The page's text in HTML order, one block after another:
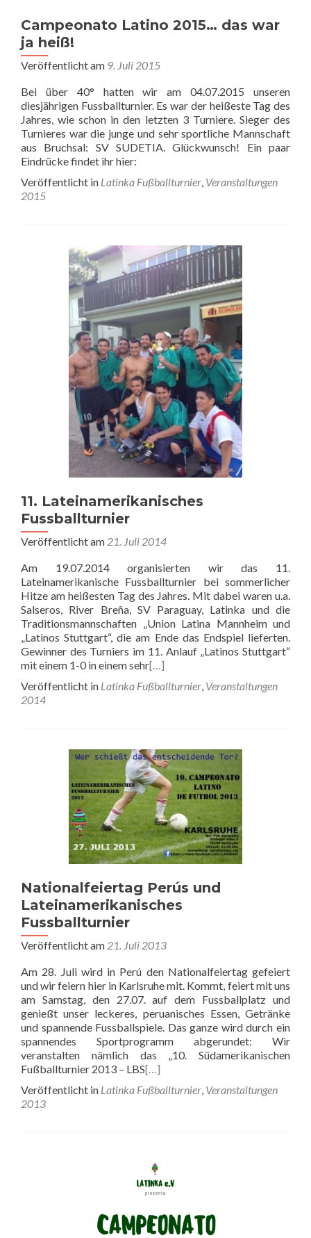
Campeonato Latino 2015… das war
ja heiß!
Veröffentlicht am 9. Juli 2015
Bei über 40° hatten wir am 04.07.2015 unseren
diesjährigen Fussballturnier. Es war der heißeste Tag des
Jahres, wie schon in den letzten 3 Turniere. Sieger des
Turnieres war die junge und sehr sportliche Mannschaft
aus Bruchsal: SV SUDETIA. Glückwunsch! Ein paar
Eindrücke findet ihr hier:
Veröffentlicht in Latinka Fußballturnier, Veranstaltungen
2015
11. Lateinamerikanisches
Fussballturnier
Veröffentlicht am 21. Juli 2014
Am 19.07.2014 organisierten wir das 11.
Lateinamerikanische Fussballturnier bei sommerlicher
Hitze am heißesten Tag des Jahres. Mit dabei waren u.a.
Salseros, River Breña, SV Paraguay, Latinka und die
Traditionsmannschaften „Union Latina Mannheim und
„Latinos Stuttgart“, die am Ende das Endspiel lieferten.
Gewinner des Turniers im 11. Anlauf „Latinos Stuttgart“
mit einem 1-0 in einem sehr[…]
Veröffentlicht in Latinka Fußballturnier Veranstaltungen
2014
Nationalfeiertag Perús und
Lateinamerikanisches
Fussballturnier
Veröffentlicht am 21. Juli 2013
Am 28. Juli wird in Perú den Nationalfeiertag gefeiert
und wir feiern hier in Karlsruhe mit. Kommt, feiert mit uns
am Samstag, den 27.07. auf dem Fussballplatz und
genießt unser leckeres, peruanisches Essen, Getränke
und spannende Fussballspiele. Das ganze wird durch ein
spannendes Sportprogramm abgerundet: Wir
veranstalten nämlich das „10. Südamerikanischen
Fußballturnier 2013 – LBS[…]
Veröffentlicht in Latinka Fußballturnier, Veranstaltungen
2013